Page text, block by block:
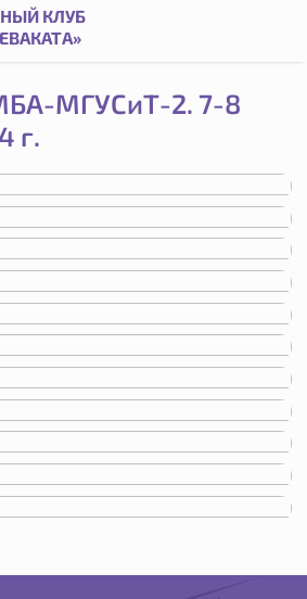
КЛУБ
МГУСиТ-2. 7-8
г.
2. 08.12.24 | Баскетбольный клуб